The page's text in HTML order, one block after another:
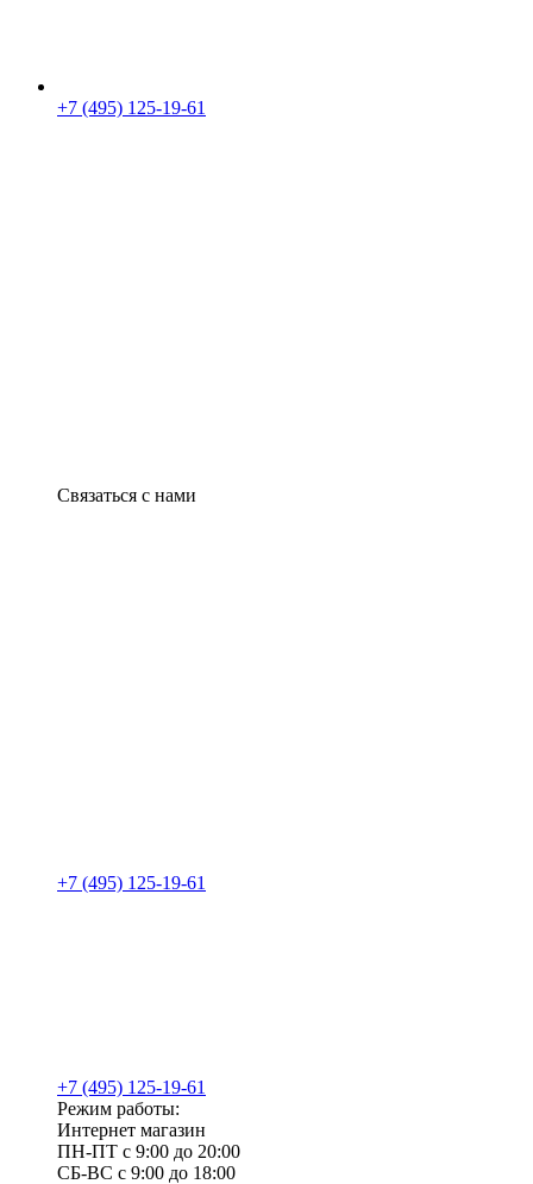
+7 (495) 125-19-61
Связаться с нами
+7 (495) 125-19-61
+7 (495) 125-19-61
Режим работы:
Интернет магазин
ПН-ПТ с 9:00 до 20:00
СБ-ВС с 9:00 до 18:00